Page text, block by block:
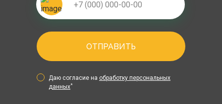
ОТПРАВИТЬ
Даю согласие на обработку персональных
данных*